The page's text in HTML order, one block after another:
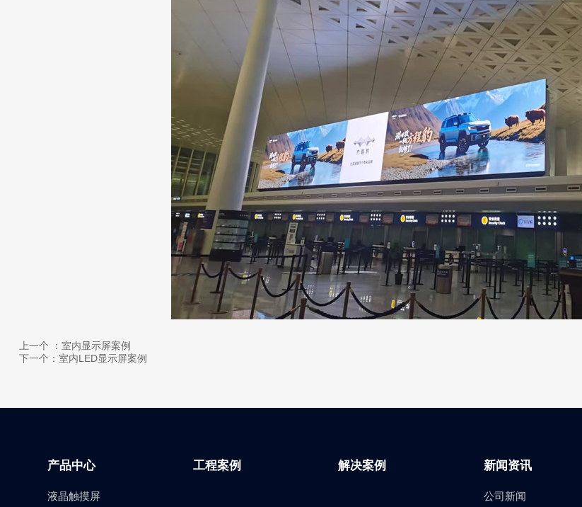
上一个 ：室内显示屏案例
下一个：室内LED显示屏案例
产品中心
液晶触摸屏
工程案例 解决案例 新闻资讯
公司新闻